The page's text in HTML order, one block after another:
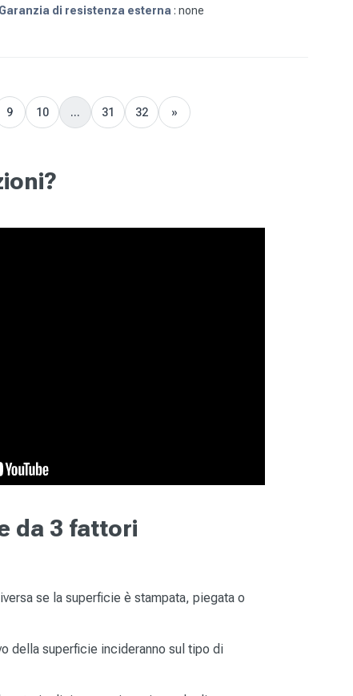
Garanzia di resistenza esterna : none
9 10 ... 31 32
Next
»
da 3 fattori
se la superficie è stampata, piegata o
della superficie incideranno sul tipo di